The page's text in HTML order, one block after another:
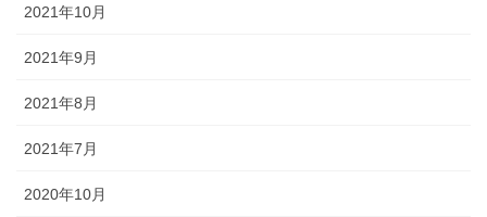
2021年10月
2021年9月
2021年8月
2021年7月
2020年10月